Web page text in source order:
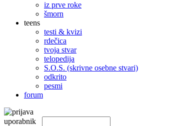
iz prve roke
šmorn
teens
testi & kvizi
rdečica
tvoja stvar
telopedija
S.O.S. (skrivne osebne stvari)
odkrito
pesmi
forum
uporabnik